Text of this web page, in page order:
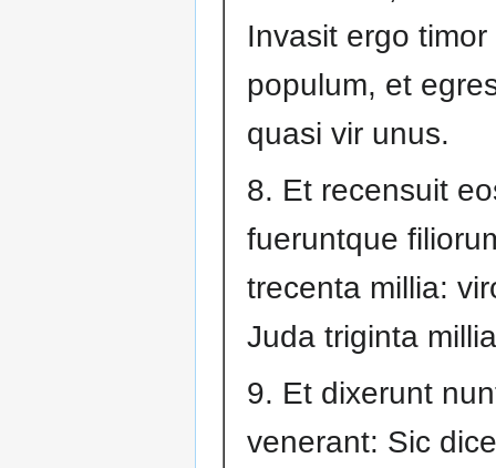
Invasit ergo timor
populum, et
quasi vir unus.
8. Et recensuit
fueruntque
trecenta millia:
Juda triginta
9. Et dixerunt
venerant: Sic